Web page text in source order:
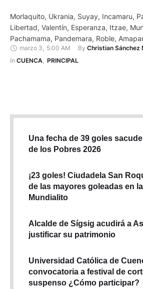
Morlaquito, Ukrania, Suyay, Incamaru,
Libertad, Valentín, Esperanza, Itzae,
Pachamama, Pandemara, Roble,
Atenas, Amacón, Habibi, Acuario,
son algunos de los nombres más
marzo 3 5:00 AM By Christian Sánchez
In CUENCA, PRINCIPAL
Una fecha de 39 goles
de los Pobres 2026
¡23 goles! Ciudadela San
de las mayores goleadas en
Mundialito
Alcalde de Sígsig acudirá a
justificar su patrimonio
Universidad Católica de
convocatoria a festival de
suspenso ¿Cómo participar?